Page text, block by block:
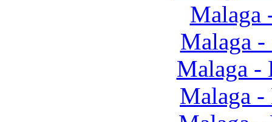
Malaga
Malaga
Malaga -
Malaga